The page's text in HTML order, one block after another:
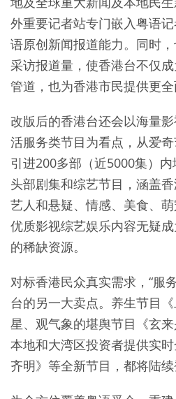
外重要记者站专门嵌入粤语
语原创新闻报道能力。同时
采访报道量，使香港台不仅
管道，也为香港市民提供更全
改版后的香港台还会以海量
活服务类节目为看点，从爱
引进200多部（近5000集）
头部剧集和综艺节目，涵盖
艺人和悬疑、情感、美食、
优质影视综艺娱乐内容无疑
的稀缺资源。
对标香港民众真实需求，“服
台的另一大卖点。养生节目
星、观气象的堪舆节目《玄
本地和大湾区投资者提供实
齐明》等全新节目，都将陆续